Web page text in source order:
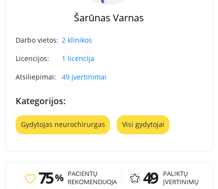
Šarūnas Varnas
Darbo vietos: 2 klinikos
Licencijos:
1 licencija
Atsiliepimai:
49 įvertinimai
Kategorijos:
Gydytojas neurochirurgas Visi gydytojai
75 % PACIENTŲ
REKOMENDUOJA
49
PALIKTŲ
ĮVERTINIMŲ